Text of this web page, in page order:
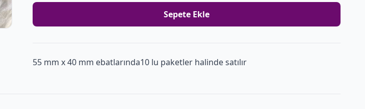
Sepete Ekle
55 mm x 40 mm ebatlarında10 lu paketler halinde satılır